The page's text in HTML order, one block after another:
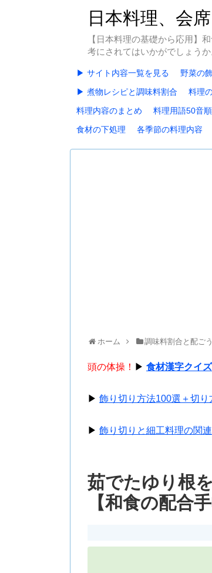
日本料理、会
【日本料理の基礎から応用】
考にされてはいかがでしょうか
▶ サイト内容一覧を見る 野菜の
▶ 煮物レシピと調味料割合
料理
料理内容のまとめ
料理用語50音
食材の下処理
各季節の料理内容
ホーム 調味料割合と配ご
頭の体操！ ▶ 食材漢字クイ
▶ 飾り切り方法100選＋切
▶ 飾り切りと細工料理の関
茹でたゆり根
【和食の配合手